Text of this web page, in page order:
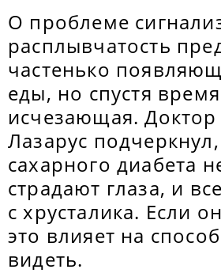
О проблеме
расплывчатость
частенько
еды, но спустя время
исчезающая. Доктор
Лазарус
сахарного диабета
страдают глаза, и
с хрусталика. Если
это влияет на
видеть.